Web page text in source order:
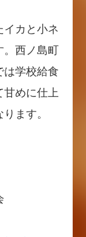
イカと小ネ
。西ノ島町
は学校給食
甘めに仕上
ます。